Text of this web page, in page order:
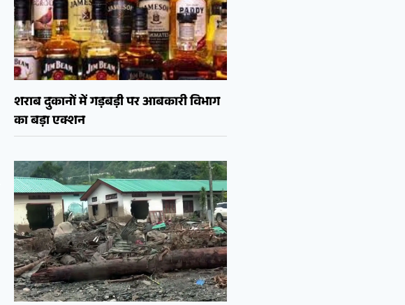
शराब दुकानों में गड़बड़ी पर आबकारी विभाग
का बड़ा एक्शन